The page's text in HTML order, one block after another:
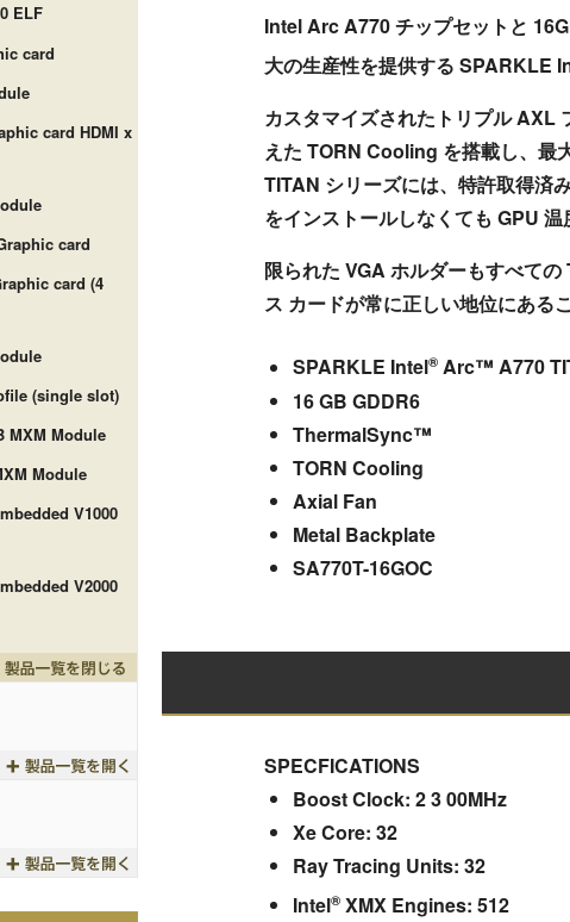
ELF
card
card HDMI x
card
card (4
(single slot)
MXM Module
Module
V1000
V2000
Intel Arc A770 チップセットと
大の生産性を提供する SPARKLE
カスタマイズされたトリプル AXL
えた TORN Cooling を搭載し、最
TITAN シリーズには、特許取得済
をインストールしなくても GPU 温
限られた VGA ホルダーもすべて
ス カードが常に正しい地位にある
SPARKLE Intel®Arc™ A770
16 GB GDDR6
ThermalSync™
TORN Cooling
Axial Fan
Metal Backplate
SA770T-16GOC
SPECFICATIONS
Boost Clock: 2 3 00MHz
Xe Core: 32
Ray Tracing Units: 32
Intel®XMX Engines: 512